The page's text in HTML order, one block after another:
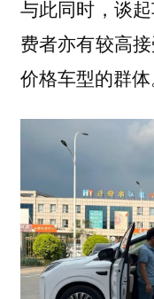
与此同时，谈
费者亦有较高
价格车型的群体